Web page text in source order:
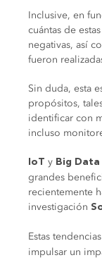
Inclusive, en
cuántas de
negativas, así
fueron
Sin duda, esta
propósitos,
identificar con
incluso
IoT y Big Data
grandes
recientemente
investigación
Estas
impulsar un